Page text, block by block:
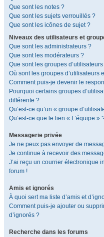
Que sont les notes ?
Que sont les sujets verrouillés ?
Que sont les icônes de sujet ?
Niveaux des utilisateurs et
Que sont les administrateurs ?
Que sont les modérateurs ?
Que sont les groupes
Où sont les groupes d’utilisateurs
Comment puis-je devenir le
Pourquoi certains groupes
différente ?
Qu’est-ce qu’un « groupe
Qu’est-ce que le lien « L’équipe »
Messagerie privée
Je ne peux pas envoyer de
Je continue à recevoir des
J’ai reçu un courrier électronique
forum !
Amis et ignorés
À quoi sert ma liste d’amis et
Comment puis-je ajouter ou
d’ignorés ?
Recherche dans les forums